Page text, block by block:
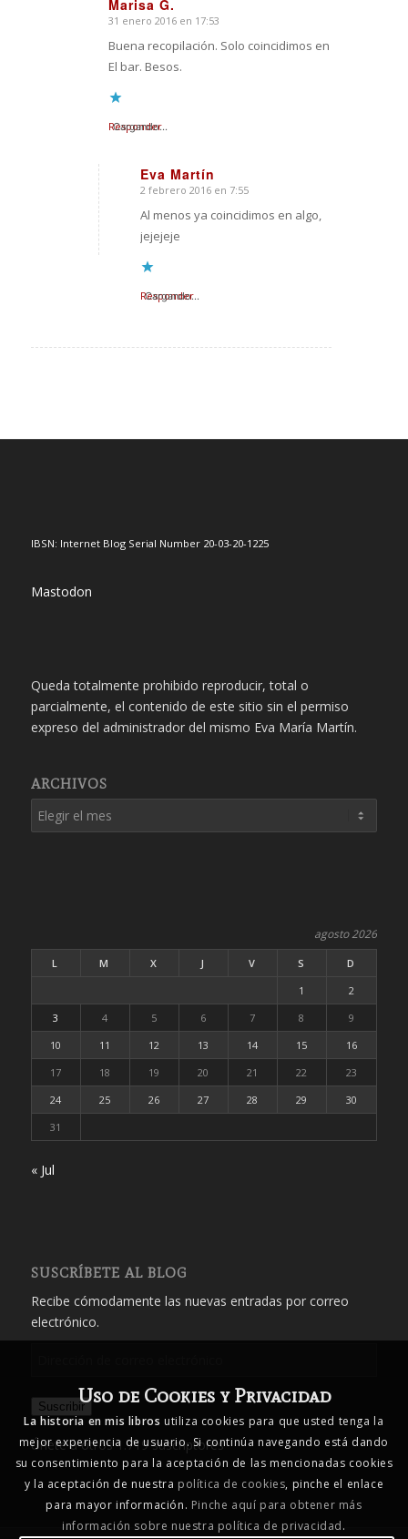
Marisa G.
Dice:
31 enero 2016 en 17:53
Buena recopilación. Solo coincidimos en
El bar. Besos.
Cargando...
Responder
Eva Martín
Dice:
2 febrero 2016 en 7:55
Al menos ya coincidimos en algo,
jejejeje
Cargando...
Responder
IBSN: Internet Blog Serial Number 20-03-20-1225
Mastodon
Queda totalmente prohibido reproducir, total o
parcialmente, el contenido de este sitio sin el permiso
expreso del administrador del mismo Eva María Martín.
ARCHIVOS
agosto 2026
L M X J V S
D
1
2
3
4 5 6 7 8
9
10
11 12 13 14 15
16
17
18 19 20 21 22
23
24
25 26 27 28 29
30
31
« Jul
SUSCRÍBETE AL BLOG
Recibe cómodamente las nuevas entradas por correo
electrónico.
correo
electrónico
Suscribir
Únete a otros 1.719 suscriptores
Uso de Cookies y Privacidad
La historia en mis libros utiliza cookies para que usted tenga la
mejor experiencia de usuario. Si continúa navegando está dando
su consentimiento para la aceptación de las mencionadas cookies
y la aceptación de nuestra política de cookies, pinche el enlace
para mayor información. Pinche aquí para obtener más
información sobre nuestra política de privacidad.